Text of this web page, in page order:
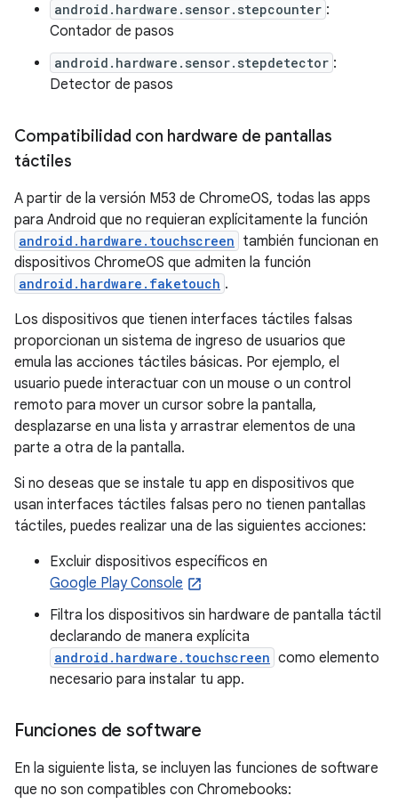
android.hardware.sensor.stepcounter :
Contador de pasos
android.hardware.sensor.stepdetector :
Detector de pasos
Compatibilidad con hardware de pantallas
táctiles
A partir de la versión M53 de ChromeOS, todas las apps
para Android que no requieran explícitamente la función
android.hardware.touchscreen también funcionan en
dispositivos ChromeOS que admiten la función
android.hardware.faketouch .
Los dispositivos que tienen interfaces táctiles falsas
proporcionan un sistema de ingreso de usuarios que
emula las acciones táctiles básicas. Por ejemplo, el
usuario puede interactuar con un mouse o un control
remoto para mover un cursor sobre la pantalla,
desplazarse en una lista y arrastrar elementos de una
parte a otra de la pantalla.
Si no deseas que se instale tu app en dispositivos que
usan interfaces táctiles falsas pero no tienen pantallas
táctiles, puedes realizar una de las siguientes acciones:
Excluir dispositivos específicos en
Google Play Console
Filtra los dispositivos sin hardware de pantalla táctil
declarando de manera explícita
android.hardware.touchscreen como elemento
necesario para instalar tu app.
Funciones de software
En la siguiente lista, se incluyen las funciones de software
que no son compatibles con Chromebooks: